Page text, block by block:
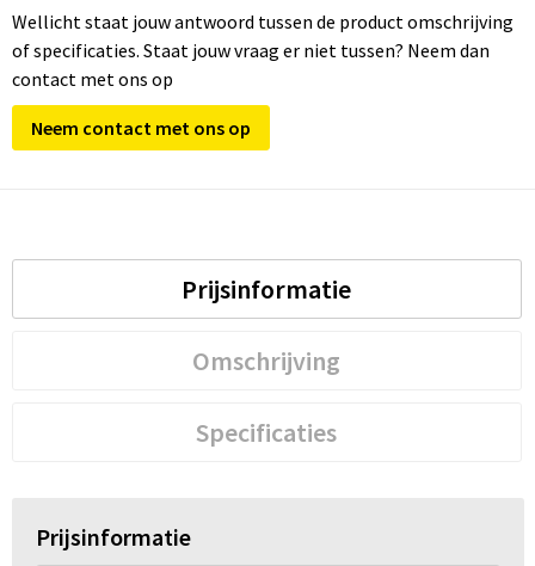
Wellicht staat jouw antwoord tussen de product omschrijving
of specificaties. Staat jouw vraag er niet tussen? Neem dan
contact met ons op
Neem contact met ons op
Prijsinformatie
Omschrijving
Specificaties
Prijsinformatie